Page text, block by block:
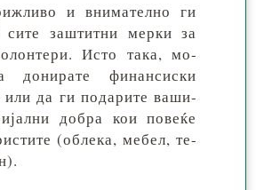
и вни­ма­тел­но ги
си­те заш­тит­ни мер­ки за
Исто та­ка, мо­
до­ни­ра­те фи­нан­си­ски
или да ги по­да­ри­те ва­ши­
до­бра кои по­ве­ќе
(об­ле­ка, ме­бел, те­